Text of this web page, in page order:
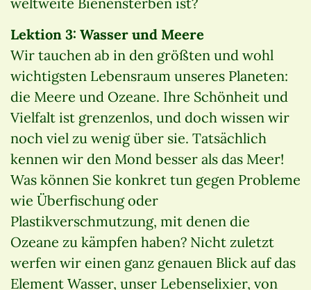
Lektion 3: Wasser und Meere
Wir tauchen ab in den größten und wohl
wichtigsten Lebensraum unseres Planeten:
die Meere und Ozeane. Ihre Schönheit und
Vielfalt ist grenzenlos, und doch wissen wir
noch viel zu wenig über sie. Tatsächlich
kennen wir den Mond besser als das Meer!
Was können Sie konkret tun gegen Probleme
wie Überfischung oder
Plastikverschmutzung, mit denen die
Ozeane zu kämpfen haben? Nicht zuletzt
werfen wir einen ganz genauen Blick auf das
Element Wasser, unser Lebenselixier, von